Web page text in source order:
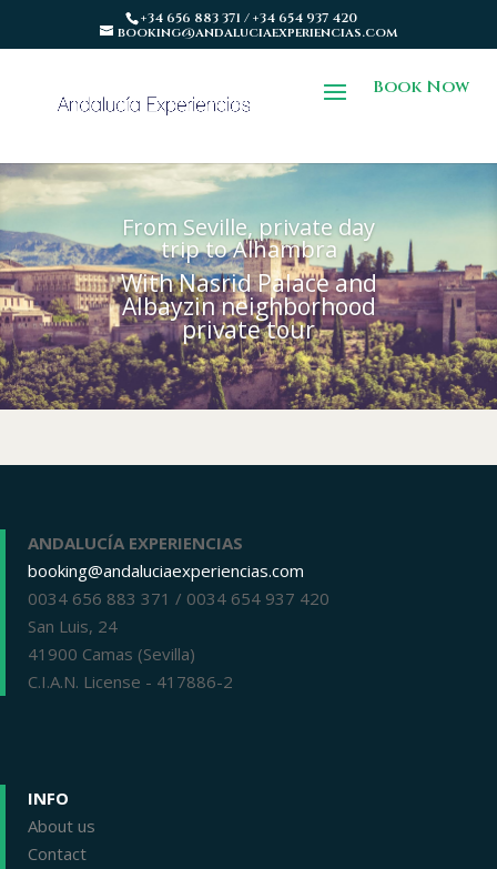
+34 656 883 371 / +34 654 937 420
booking@andaluciaexperiencias.com
Book Now
From Seville, private day
trip to Alhambra
With Nasrid Palace and
Albayzin neighborhood
private tour
ANDALUCÍA EXPERIENCIAS
booking@andaluciaexperiencias.com
0034 656 883 371 / 0034 654 937 420
San Luis, 24
41900 Camas (Sevilla)
C.I.A.N. License - 417886-2
INFO
About us
Contact